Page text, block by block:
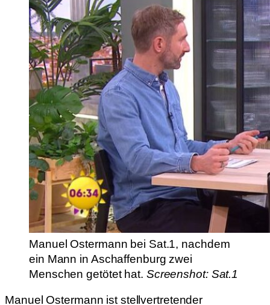
Manuel Ostermann bei Sat.1, nachdem
ein Mann in Aschaffenburg zwei
Menschen getötet hat. Screenshot: Sat.1
Manuel Ostermann ist stellvertretender